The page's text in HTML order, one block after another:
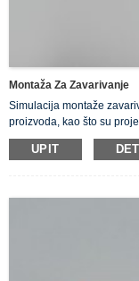
Montaža Za Zavarivanje
Simulacija montaže
proizvoda, kao što su
validacija proizvodnje.
UPIT